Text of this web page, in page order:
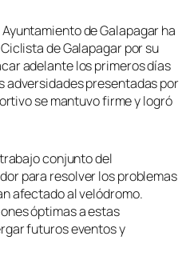
de Galapagar ha
de Galapagar por su
adelante los primeros días
adversidades presentadas por
se mantuvo firme y logró
conjunto del
para resolver los problemas
afectado al velódromo.
óptimas a estas
futuros eventos y